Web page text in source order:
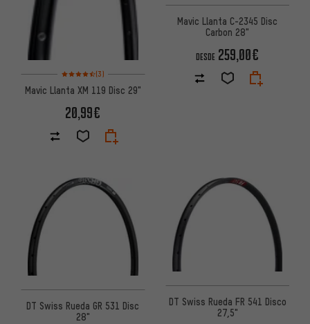
Valoración media: 4,5 de 5 basada en 3 reseñas
(3)
Mavic Llanta XM 119 Disc 29"
20,99€
Mavic Llanta C-2345 Disc
Carbon 28"
DESDE 259,00€
DT Swiss Rueda GR 531 Disc
28"
DT Swiss Rueda FR 541 Disco
27,5"